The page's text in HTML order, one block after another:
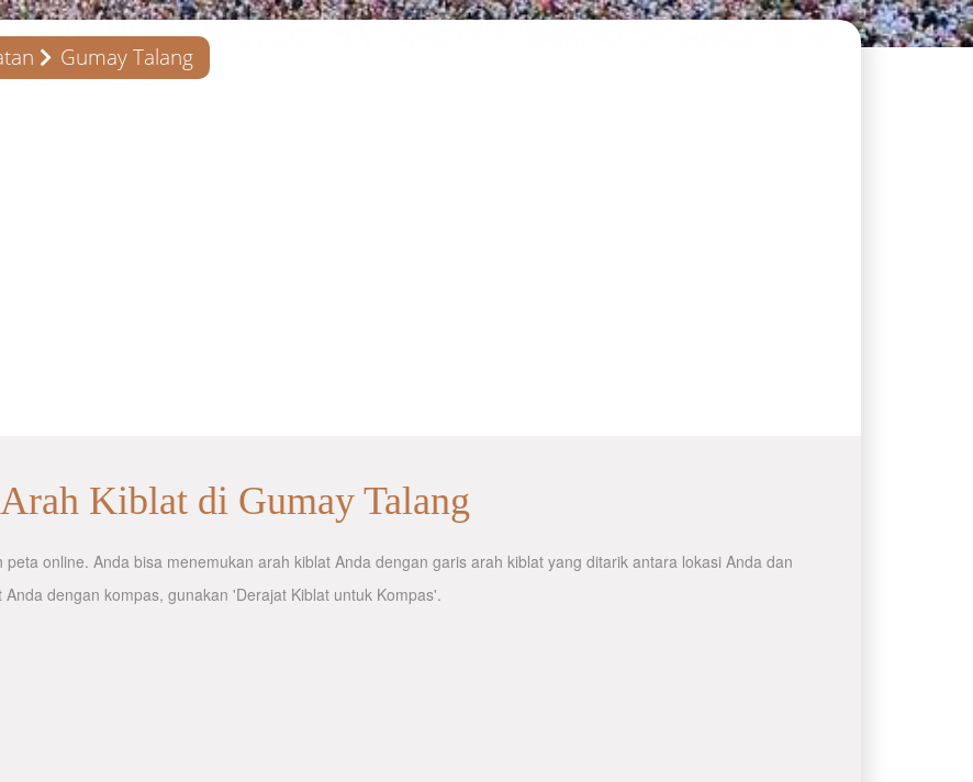
Gumay Talang
Arah Kiblat di Gumay Talang
peta online. Anda bisa menemukan arah kiblat Anda dengan garis arah kiblat yang ditarik antara lokasi Anda dan
dengan kompas, gunakan 'Derajat Kiblat untuk Kompas'.